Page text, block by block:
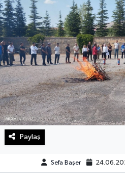
Paylaş
Sefa Başer
Magazin
Manşet Altı
Manşetler
Resmi İlan
Sağlık
Spor